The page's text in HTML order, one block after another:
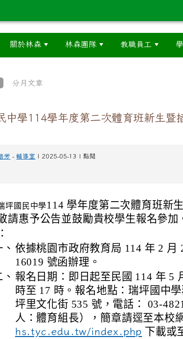
關於林森 林森團隊 教職員工
分月文章
中學114學年度第二次體育班新生暨
芳 -輔導室 | 2025-05-13 | 點閱
坪國民中學114 學年度第二次體育班新
請惠予公告並鼓勵貴校學生報名參加
依據桃園市政府教育局 114 年 2 月
16019 號函辦理。
報名日期：即日起至民國 114 年 5
時至 17 時。報名地點：瑞坪國中
坪里文化街 535 號，電話： 03-
人：體育組長），簡章請逕至本校
hs.tyc.edu.tw/index.php 下載或